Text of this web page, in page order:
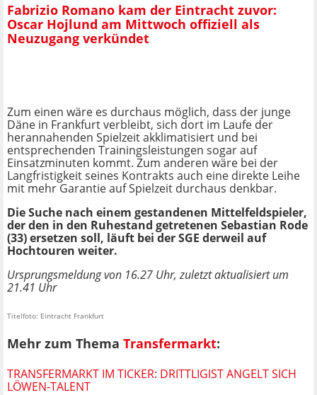
Fabrizio Romano kam der Eintracht zuvor:
Oscar Hojlund am Mittwoch offiziell als
Neuzugang verkündet
Zum einen wäre es durchaus möglich, dass der junge
Däne in Frankfurt verbleibt, sich dort im Laufe der
herannahenden Spielzeit akklimatisiert und bei
entsprechenden Trainingsleistungen sogar auf
Einsatzminuten kommt. Zum anderen wäre bei der
Langfristigkeit seines Kontrakts auch eine direkte Leihe
mit mehr Garantie auf Spielzeit durchaus denkbar.
Die Suche nach einem gestandenen Mittelfeldspieler,
der den in den Ruhestand getretenen Sebastian Rode
(33) ersetzen soll, läuft bei der SGE derweil auf
Hochtouren weiter.
Ursprungsmeldung von 16.27 Uhr, zuletzt aktualisiert um
21.41 Uhr
Titelfoto: Eintracht Frankfurt
Mehr zum Thema Transfermarkt:
TRANSFERMARKT IM TICKER: DRITTLIGIST ANGELT SICH
LÖWEN-TALENT